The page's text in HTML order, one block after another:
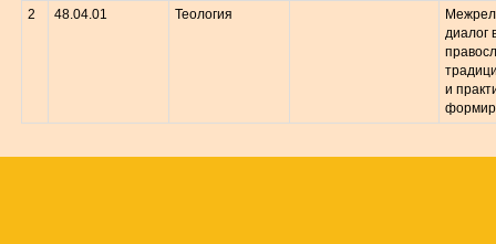
2
48.04.01 Теология
диалог
и